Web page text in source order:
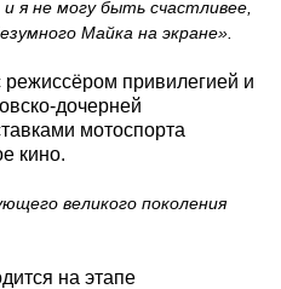
я не могу быть счастливее,
Майка на экране».
режиссёром привилегией и
дочерней
мотоспорта
кино.
великого поколения
на этапе